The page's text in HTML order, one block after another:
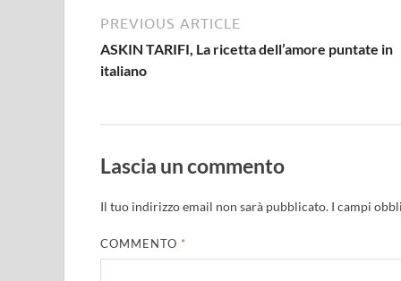
PREVIOUS ARTICLE
ASKIN TARIFI, La ricetta dell’amore puntate in
italiano
Lascia un commento
Il tuo indirizzo email non sarà pubblicato. I campi
COMMENTO *